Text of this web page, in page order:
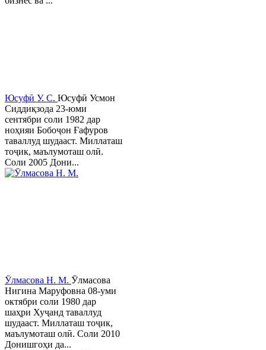
Юсуфӣ У. C. Юсуфӣ Усмон
Сиддиқзода 23-юми
сентябри соли 1982 дар
ноҳияи Бобоҷон Ғафуров
таваллуд шудааст. Миллаташ
тоҷик, маълумоташ олӣ.
Соли 2005 Дони...
Ӯлмасова Н. М. Ӯлмасова
Нигина Маруфовна 08-уми
октябри соли 1980 дар
шаҳри Хуҷанд таваллуд
шудааст. Миллаташ тоҷик,
маълумоташ олӣ. Соли 2010
Донишгоҳи да...